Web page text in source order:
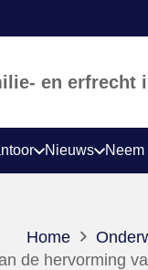
en erfrecht
Nieuws
Home
de hervorming